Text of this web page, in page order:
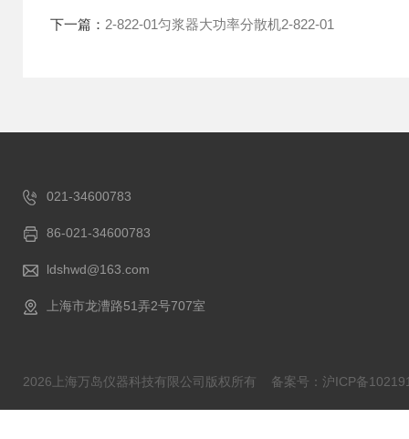
下一篇： 2-822-01匀浆器大功率分散机2-822-01
021-34600783
86-021-34600783
ldshwd@163.com
上海市龙漕路51弄2号707室
2026上海万岛仪器科技有限公司版权所有 备案号：沪ICP备